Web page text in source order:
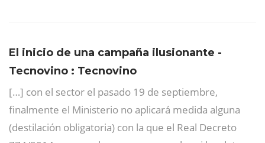
El inicio de una campaña ilusionante -
Tecnovino : Tecnovino
[…] con el sector el pasado 19 de septiembre,
finalmente el Ministerio no aplicará medida alguna
(destilación obligatoria) con la que el Real Decreto